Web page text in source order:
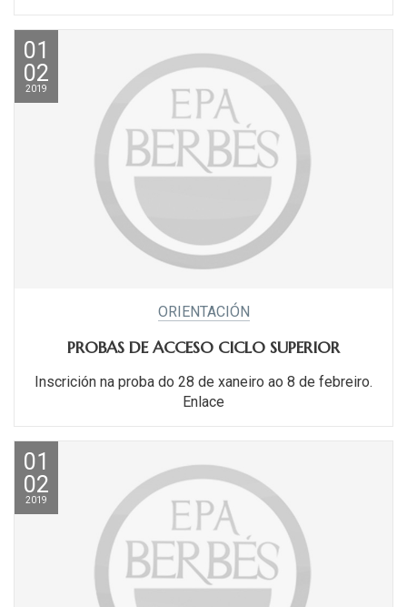
01
02
2019
ORIENTACIÓN
PROBAS DE ACCESO CICLO SUPERIOR
Inscrición na proba do 28 de xaneiro ao 8 de febreiro.
Enlace
01
02
2019